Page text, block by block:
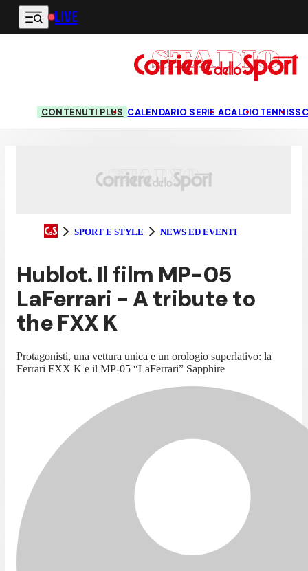
Vai al contenuto principale
LIVE
CONTENUTI PLUS CALENDARIO SERIE ACALCIOTENNIS
SPORT E STYLE NEWS ED EVENTI
Hublot. Il film MP-05
LaFerrari - A tribute to
the FXX K
Protagonisti, una vettura unica e un orologio superlativo: la
Ferrari FXX K e il MP-05 “LaFerrari” Sapphire